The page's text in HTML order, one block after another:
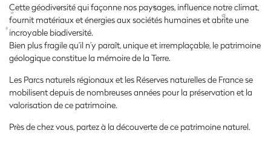
Cette géodiversité qui façonne nos paysages, influence notre climat,
fournit matériaux et énergies aux sociétés humaines et abrite une
incroyable biodiversité.
Bien plus fragile qu’il n’y paraît, unique et irremplaçable, le patrimoine
géologique constitue la mémoire de la Terre.
Les Parcs naturels régionaux et les Réserves naturelles de France se
mobilisent depuis de nombreuses années pour la préservation et la
valorisation de ce patrimoine.
Près de chez vous, partez à la découverte de ce patrimoine naturel.